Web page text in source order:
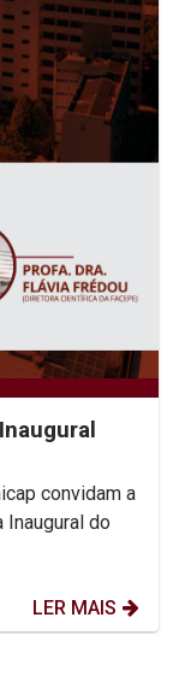
convidam a
Inaugural do
LER MAIS